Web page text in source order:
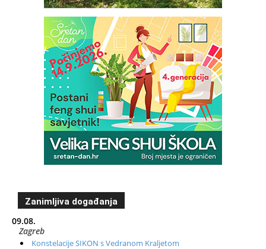
Zanimljiva događanja
09.08.
Zagreb
Konstelacije SIKON s Vedranom Kraljetom